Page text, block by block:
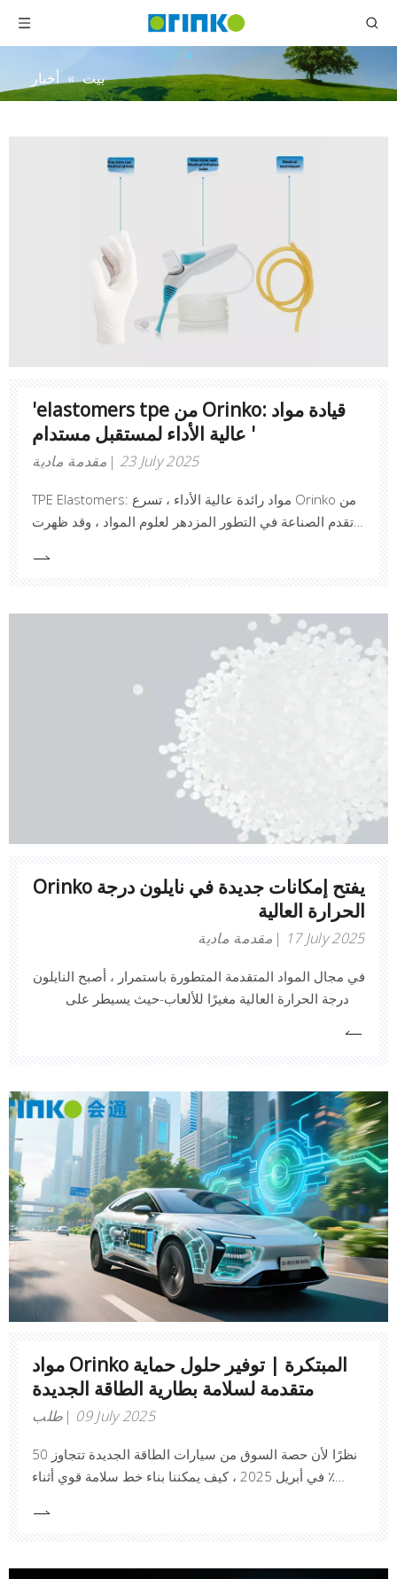
بيت » أخبار
'elastomers tpe من Orinko: قيادة مواد
عالية الأداء لمستقبل مستدام '
مقدمة مادية 23 July 2025
TPE Elastomers: مواد رائدة عالية الأداء ، تسرع Orinko من
تقدم الصناعة في التطور المزدهر لعلوم المواد ، وقد ظهرت
Orinko يفتح إمكانات جديدة في نايلون درجة
الحرارة العالية
مقدمة مادية 17 July 2025
في مجال المواد المتقدمة المتطورة باستمرار ، أصبح النايلون
ذو درجة الحرارة العالية مغيرًا للألعاب-حيث يسيطر على
في
مواد Orinko المبتكرة | توفير حلول حماية
متقدمة لسلامة بطارية الطاقة الجديدة
طلب 09 July 2025
نظرًا لأن حصة السوق من سيارات الطاقة الجديدة تتجاوز 50
٪ في أبريل 2025 ، كيف يمكننا بناء خط سلامة قوي أثناء
الصناعة. في ظل الظروف التقنية الحالية ، لا يزال يتعين